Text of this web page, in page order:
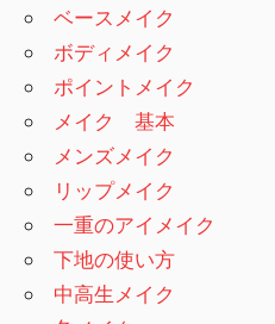
ベースメイク
ボディメイク
ポイントメイク
メイク 基本
メンズメイク
リップメイク
一重のアイメイク
下地の使い方
中高生メイク